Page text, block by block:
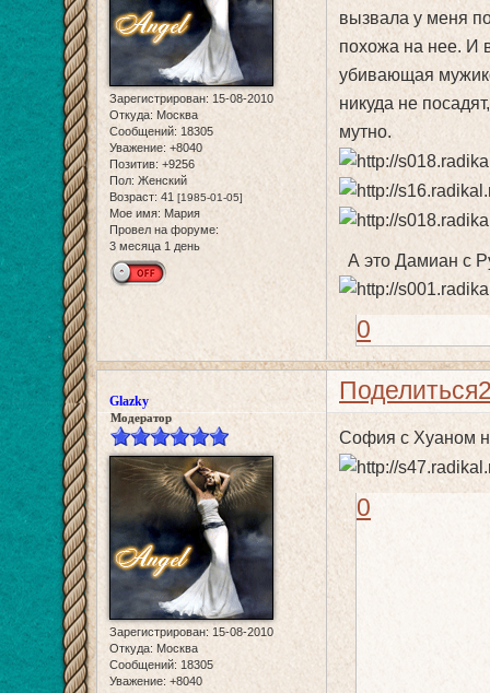
Зарегистрирован: 15-08-2010
Откуда: Москва
Сообщений: 18305
Уважение: +8040
Позитив: +9256
Пол: Женский
Возраст: 41 [1985-01-05]
Мое имя: Мария
Провел на форуме:
3 месяца 1 день
вызвала у меня
похожа на нее. И
убивающая
никуда не
мутно.
А это Дамиан с
0
Поделиться
Glazky
Модератор
Зарегистрирован: 15-08-2010
Откуда: Москва
Сообщений: 18305
Уважение: +8040
София с Хуаном
0